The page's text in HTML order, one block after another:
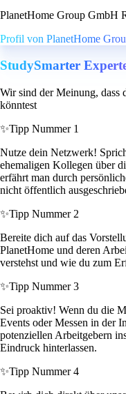
PlanetHome Group GmbH
Profil von PlanetHome
StudySmarter
Wir sind der Meinung, dass
könntest
✨Tipp Nummer 1
Nutze dein Netzwerk!
ehemaligen Kollegen über
erfährt man durch
nicht öffentlich
✨Tipp Nummer 2
Bereite dich auf das
PlanetHome und deren
verstehst und wie du zum
✨Tipp Nummer 3
Sei proaktiv! Wenn du die
Events oder Messen in der
potenziellen Arbeitgebern
Eindruck hinterlassen.
✨Tipp Nummer 4